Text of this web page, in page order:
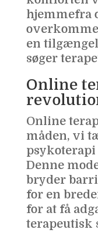
hjemmefra
en
søger
Online
Online
måden, vi
psykoterapi
Denne
bryder
for en
for at få
terapeutisk